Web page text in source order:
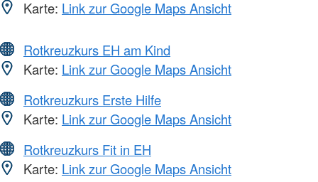
Karte: Link zur Google Maps Ansicht
Rotkreuzkurs EH am Kind
Karte: Link zur Google Maps Ansicht
Rotkreuzkurs Erste Hilfe
Karte: Link zur Google Maps Ansicht
Rotkreuzkurs Fit in EH
Karte: Link zur Google Maps Ansicht